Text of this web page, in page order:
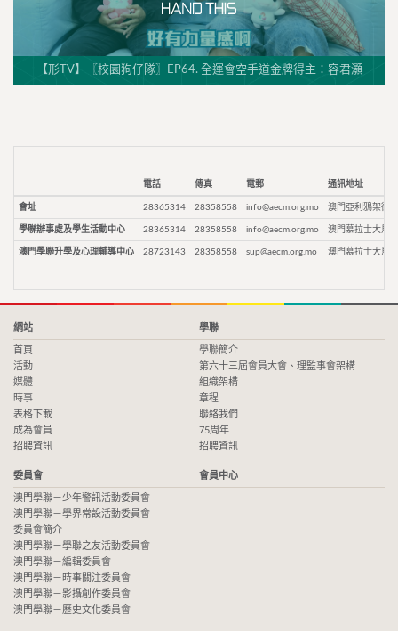
【形TV】〖校園狗仔隊〗EP64. 全運會空手道金牌得主：容君灝
電話 傳真 電郵 通訊地址
會址 28365314 28358558 info@aecm.org.mo 澳門亞利鴉架街9
學聯辦事處及學生活動中心 28365314 28358558 info@aecm.org.mo 澳門慕拉士大馬
澳門學聯升學及心理輔導中心 28723143 28358558 sup@aecm.org.mo 澳門慕拉士大馬
網站
首頁
活動
媒體
時事
表格下載
成為會員
招聘資訊
學聯
學聯簡介
第六十三屆會員大會、理監事會架構
組織架構
章程
聯絡我們
75周年
招聘資訊
委員會
澳門學聯－少年警訊活動委員會
澳門學聯－學界常設活動委員會
委員會簡介
澳門學聯－學聯之友活動委員會
澳門學聯－編輯委員會
澳門學聯－時事關注委員會
澳門學聯－影攝創作委員會
澳門學聯－歷史文化委員會
會員中心